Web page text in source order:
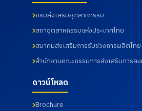
กรมส่งเสริมอุตสาหกรรม
สภาอุตสาหกรรมแห่งประเทศไทย
สมาคมส่งเสริมการรับช่วงการผลิตไทย
สำนักงานคณะกรรมการส่งเสริมการล
ดาวน์โหลด
Brochure